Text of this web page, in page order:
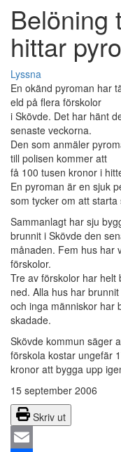
Belöning
hittar
Lyssna
En okänd pyroman har
eld på flera förskolor
i Skövde. Det har hänt
senaste veckorna.
Den som anmäler
till polisen kommer att
få 100 tusen kronor i
En pyroman är en sjuk
som tycker om att starta
Sammanlagt har sju
brunnit i Skövde den
månaden. Fem hus har
förskolor.
Tre av förskolor har helt
ned. Alla hus har
och inga människor har
skadade.
Skövde kommun säger
förskola kostar ungefär
kronor att bygga upp
15 september 2006
Skriv ut